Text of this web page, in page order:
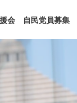
会 自民党員募集